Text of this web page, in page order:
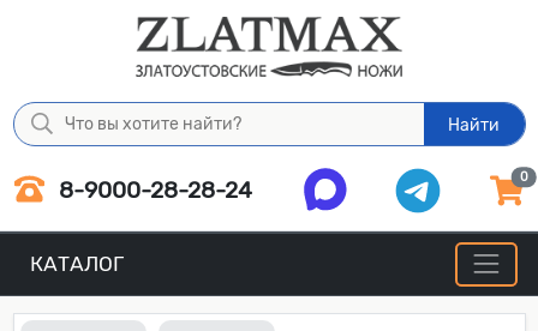
Найти
8-9000-28-28-24 0
КАТАЛОГ